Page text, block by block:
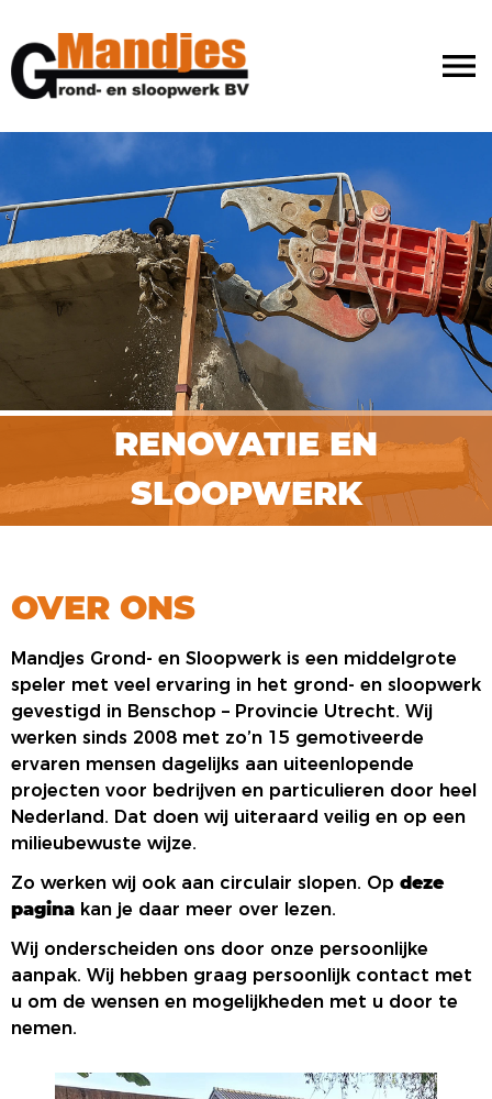
menu
RENOVATIE EN
SLOOPWERK
OVER ONS
Mandjes Grond- en Sloopwerk is een middelgrote
speler met veel ervaring in het grond- en sloopwerk
gevestigd in Benschop – Provincie Utrecht. Wij
werken sinds 2008 met zo’n 15 gemotiveerde
ervaren mensen dagelijks aan uiteenlopende
projecten voor bedrijven en particulieren door heel
Nederland. Dat doen wij uiteraard veilig en op een
milieubewuste wijze.
Zo werken wij ook aan circulair slopen. Op deze
pagina kan je daar meer over lezen.
Wij onderscheiden ons door onze persoonlijke
aanpak. Wij hebben graag persoonlijk contact met
u om de wensen en mogelijkheden met u door te
nemen.